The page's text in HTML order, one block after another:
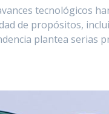
tecnológicos
de propósitos,
plantea serias